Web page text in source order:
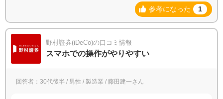
参考になった 1
野村證券(iDeCo)の口コミ情報
スマホでの操作がやりやすい
回答者：30代後半 / 男性 / 製造業 / 藤田建一さん